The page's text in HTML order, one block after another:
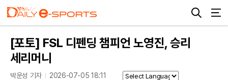
[포토] FSL 디펜딩 챔피언 노영진, 승리
세리머니
박운성 기자 2026-07-05 18:11